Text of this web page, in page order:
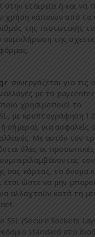
στην εταιρεία ή και να π
χρήση κάποιων από τα
μός της πιστωτικής
συμπλήρωση της
μας.
συνεργάζεται για τις
με το paycenter
ποίο χρησιμοποιεί το
με κρυπτογράφηση
σή μερα), για ασφαλείς
. Με αυτόν τον
όλες οι προσωπικές
συμπεριλαμβάνοντας τον
σας κάρτας, το όνομα
, έτσι ώστε να μην μπ
να αλλαχτούν κατά τη μ
SSL (Secure Sockets
μιο standard στο